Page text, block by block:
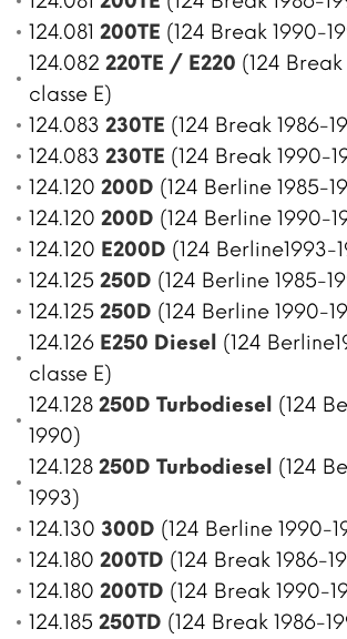
124.081 200TE (124 Break 1990-
124.082 220TE / E220 (124
classe E)
124.083 230TE (124 Break 1986-
124.083 230TE (124 Break 1990-
124.120 200D (124 Berline 1985-
124.120 200D (124 Berline 1990-
124.120 E200D (124 Berline1993-
124.125 250D (124 Berline 1985-
124.125 250D (124 Berline 1990-
124.126 E250 Diesel (124
classe E)
124.128 250D Turbodiesel (124
1990)
124.128 250D Turbodiesel (124
1993)
124.130 300D (124 Berline 1990-
124.180 200TD (124 Break 1986-
124.180 200TD (124 Break 1990-
124.185 250TD (124 Break 1986-